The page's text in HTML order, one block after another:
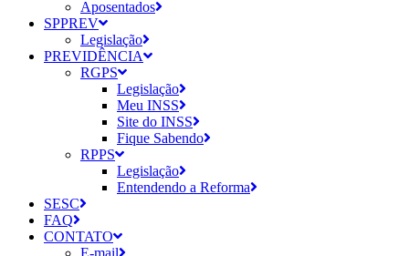
Aposentados
SPPREV
Legislação
PREVIDÊNCIA
RGPS
Legislação
Meu INSS
Site do INSS
Fique Sabendo
RPPS
Legislação
Entendendo a Reforma
SESC
FAQ
CONTATO
E-mail